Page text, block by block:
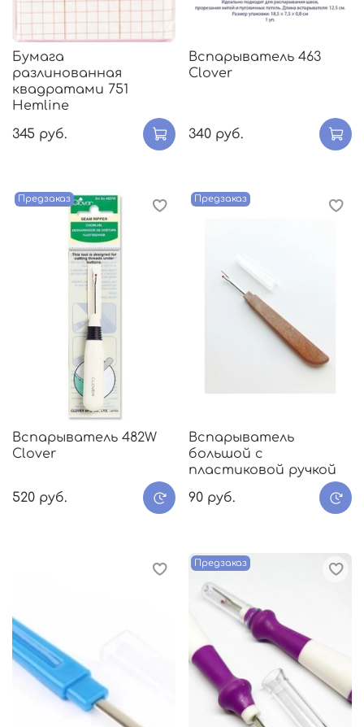
Бумага
разлинованная
квадратами 751
Hemline
345 руб.
Вспарыватель 463
Clover
340 руб.
Предзаказ
Вспарыватель 482W
Clover
520 руб.
Предзаказ
Вспарыватель
большой с
пластиковой ручкой
90 руб.
Предзаказ